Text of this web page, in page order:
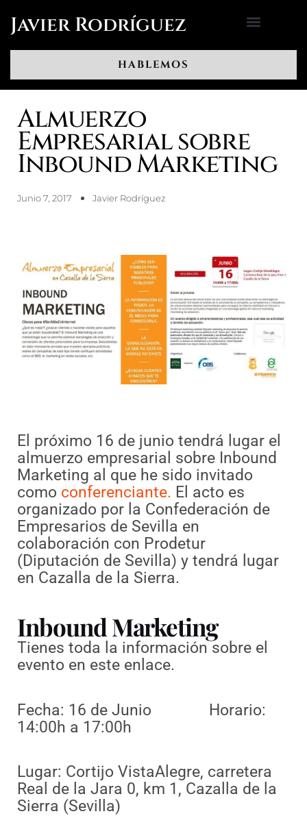
Javier Rodríguez
HABLEMOS
Almuerzo
Empresarial sobre
Inbound Marketing
Junio 7, 2017 Javier Rodríguez
El próximo 16 de junio tendrá lugar el
almuerzo empresarial sobre Inbound
Marketing al que he sido invitado
como conferenciante. El acto es
organizado por la Confederación de
Empresarios de Sevilla en
colaboración con Prodetur
(Diputación de Sevilla) y tendrá lugar
en Cazalla de la Sierra.
Inbound Marketing
Tienes toda la información sobre el
evento en este enlace.
Fecha: 16 de Junio Horario:
14:00h a 17:00h
Lugar: Cortijo VistaAlegre, carretera
Real de la Jara 0, km 1, Cazalla de la
Sierra (Sevilla)